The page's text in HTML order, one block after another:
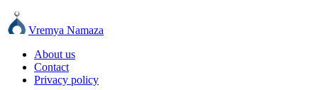
Vremya Namaza
About us
Contact
Privacy policy